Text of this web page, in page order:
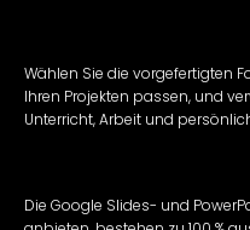
Wählen Sie die vorgefertigten
Ihren Projekten passen, und
Unterricht, Arbeit und
Die Google Slides- und